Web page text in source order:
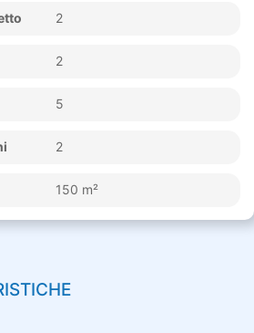
2
2
5
2
150 m²